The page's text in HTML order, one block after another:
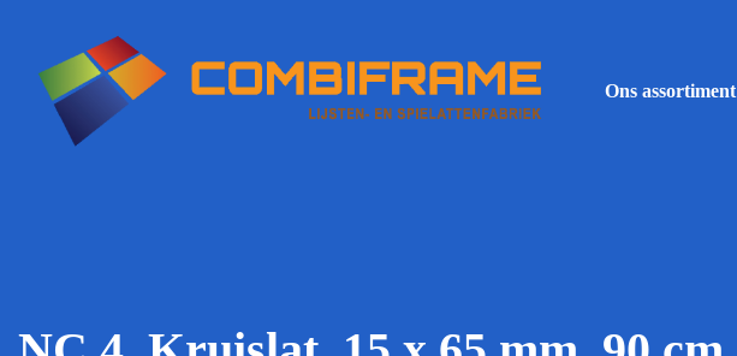
inhoud
Ons assortiment